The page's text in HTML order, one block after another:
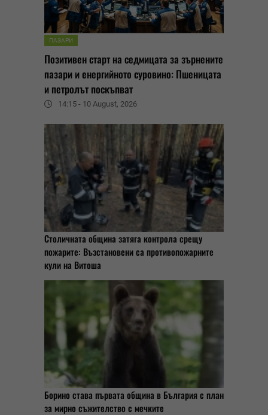
ПАЗАРИ
Позитивен старт на седмицата за зърнените
пазари и енергийното суровино: Пшеницата
и петролът поскъпват
14:15 - 10 August, 2026
Столичната община затяга контрола срещу
пожарите: Възстановени са противопожарните
кули на Витоша
Борино става първата община в България с план
за мирно съжителство с мечките